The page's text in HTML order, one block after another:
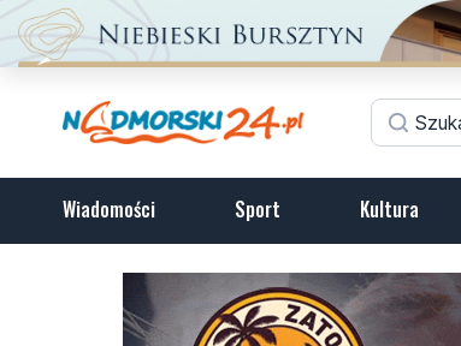
Wiadomości Sport Kultura